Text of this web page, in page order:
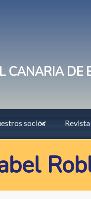
CANARIA DE
socios